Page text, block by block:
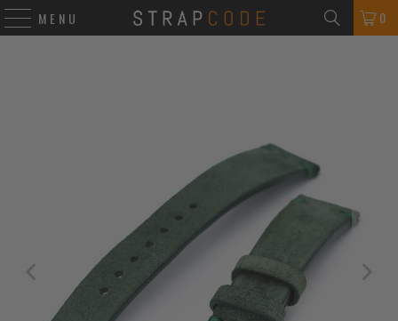
MENU 0